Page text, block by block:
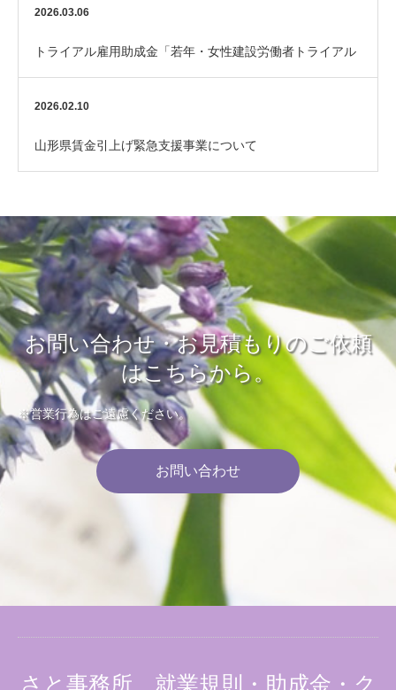
介
2026.03.06
トライアル雇用助成金「若年・女性建設労働者トライアル
コース」のご案内
2026.02.10
山形県賃金引上げ緊急支援事業について
お問い合わせ・お見積もりのご依頼
はこちらから。
※営業行為はご遠慮ください。
お問い合わせ
さと事務所 就業規則・助成金・ク